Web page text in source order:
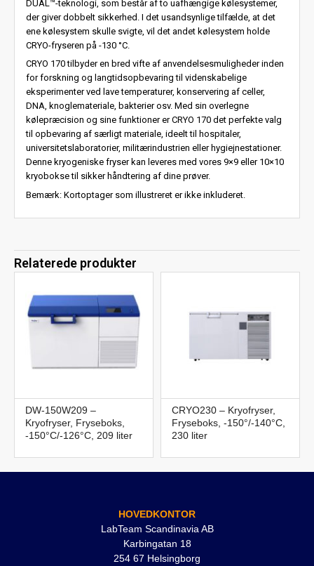
DUAL™-teknologi, som består af to uafhængige kølesystemer,
der giver dobbelt sikkerhed. I det usandsynlige tilfælde, at det
ene kølesystem skulle svigte, vil det andet kølesystem holde
CRYO-fryseren på -130 °C.
CRYO 170 tilbyder en bred vifte af anvendelsesmuligheder inden
for forskning og langtidsopbevaring til videnskabelige
eksperimenter ved lave temperaturer, konservering af celler,
DNA, knoglemateriale, bakterier osv. Med sin overlegne
kølepræcision og sine funktioner er CRYO 170 det perfekte valg
til opbevaring af særligt materiale, ideelt til hospitaler,
universitetslaboratorier, militærindustrien eller hygiejnestationer.
Denne kryogeniske fryser kan leveres med vores 9×9 eller 10×10
kryobokse til sikker håndtering af dine prøver.
Bemærk: Kortoptager som illustreret er ikke inkluderet.
Relaterede produkter
DW-150W209 –
Kryofryser, Fryseboks,
-150°C/-126°C, 209 liter
CRYO230 – Kryofryser,
Fryseboks, -150°/-140°C,
230 liter
HOVEDKONTOR
LabTeam Scandinavia AB
Karbingatan 18
254 67 Helsingborg